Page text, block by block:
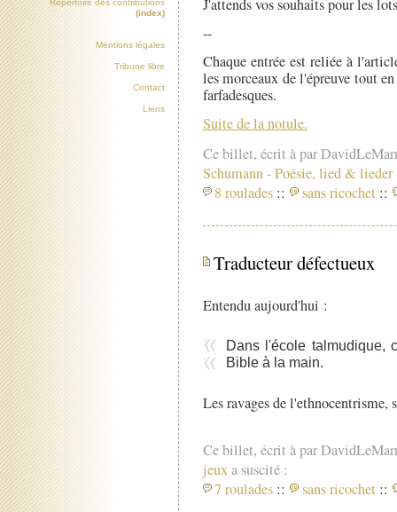
J'attends vos souhaits pour les
--
Chaque entrée est reliée à
les morceaux de l'épreuve tout
farfadesques.
Suite de la notule.
Ce billet, écrit à par
Schumann-Poésie, lied & lieder
8 roulades :: sans ricochet ::
Traducteur défectueux
Entendu aujourd'hui :
Dans l'école talmudique,
Bible à la main.
Les ravages de l'ethnocentrisme,
Ce billet, écrit à par
jeuxa suscité :
7 roulades :: sans ricochet ::
Répertoire des contributions
(index)
Mentions légales
Tribune libre
Contact
Liens